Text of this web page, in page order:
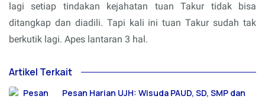
lagi setiap tindakan kejahatan tuan Takur tidak bisa
ditangkap dan diadili. Tapi kali ini tuan Takur sudah tak
berkutik lagi. Apes lantaran 3 hal.
Artikel Terkait
Pesan Harian UJH: Wisuda PAUD, SD, SMP dan